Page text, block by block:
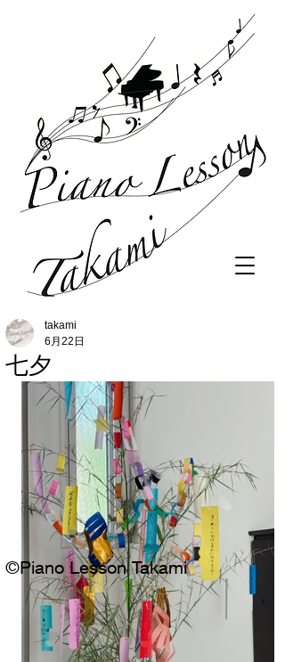
七夕
takami
6月22日
©Piano Lesson Takami